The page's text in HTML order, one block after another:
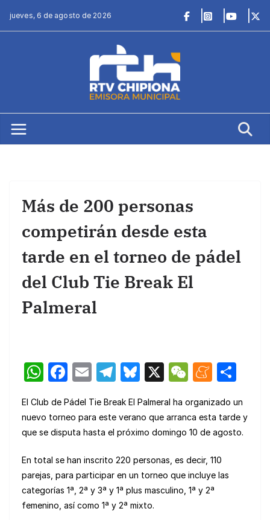
jueves, 6 de agosto de 2026
Más de 200 personas
competirán desde esta
tarde en el torneo de pádel
del Club Tie Break El
Palmeral
W
at
s
p
p
F
c
e
o
o
k
E
ail
T
e
gr
m
Bl
e
s
y
X
W
C
h
M
n
e
m
e
m
p
El Club de Pádel Tie Break El Palmeral ha organizado un
nuevo torneo para este verano que arranca esta tarde y
que se disputa hasta el próximo domingo 10 de agosto.
En total se han inscrito 220 personas, es decir, 110
parejas, para participar en un torneo que incluye las
categorías 1ª, 2ª y 3ª y 1ª plus masculino, 1ª y 2ª
femenino, así como 1ª y 2ª mixto.